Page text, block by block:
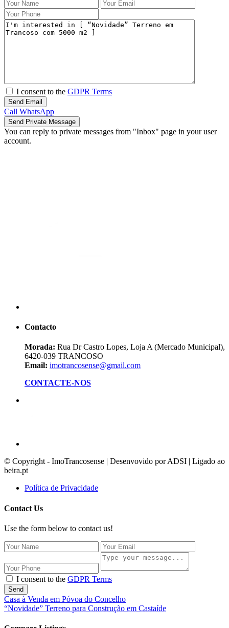
I consent to the GDPR Terms
Call WhatsApp
You can reply to private messages from "Inbox" page in your user
account.
Contacto
Morada: Rua Dr Castro Lopes, Loja A (Mercado Municipal),
6420-039 TRANCOSO
Email: imotrancosense@gmail.com
CONTACTE-NOS
© Copyright - ImoTrancosense | Desenvovido por ADSI | Ligado ao
beira.pt
Política de Privacidade
Contact Us
Use the form below to contact us!
I consent to the GDPR Terms
Send
Casa à Venda em Póvoa do Concelho
“Novidade” Terreno para Construção em Castaíde